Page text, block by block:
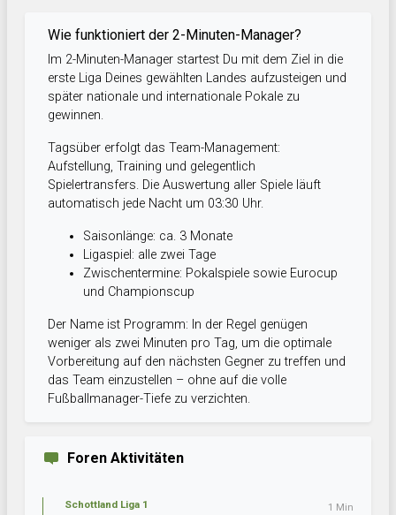
Wie funktioniert der 2-Minuten-Manager?
Im 2-Minuten-Manager startest Du mit dem Ziel in die
erste Liga Deines gewählten Landes aufzusteigen und
später nationale und internationale Pokale zu
gewinnen.
Tagsüber erfolgt das Team-Management:
Aufstellung, Training und gelegentlich
Spielertransfers. Die Auswertung aller Spiele läuft
automatisch jede Nacht um 03:30 Uhr.
Saisonlänge: ca. 3 Monate
Ligaspiel: alle zwei Tage
Zwischentermine: Pokalspiele sowie Eurocup
und Championscup
Der Name ist Programm: In der Regel genügen
weniger als zwei Minuten pro Tag, um die optimale
Vorbereitung auf den nächsten Gegner zu treffen und
das Team einzustellen – ohne auf die volle
Fußballmanager-Tiefe zu verzichten.
Foren Aktivitäten
Schottland Liga 1
1 Min